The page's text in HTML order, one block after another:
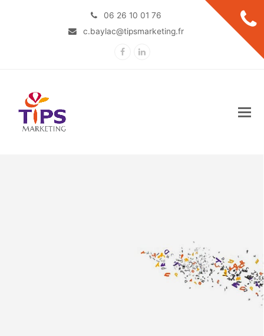
06 26 10 01 76
c.baylac@tipsmarketing.fr
FacebookLinkedIn